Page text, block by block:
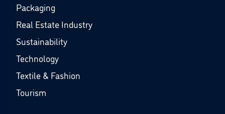
Packaging
Real Estate Industry
Sustainability
Technology
Textile & Fashion
Tourism